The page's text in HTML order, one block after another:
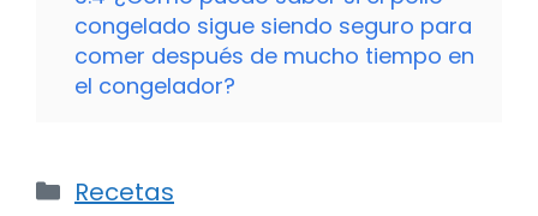
congelado sigue siendo seguro para
comer después de mucho tiempo en
el congelador?
Categorías
Recetas